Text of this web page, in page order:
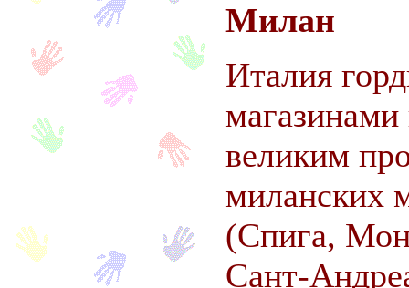
Милан
Италия
великим
миланских
(Спига,
Сант-